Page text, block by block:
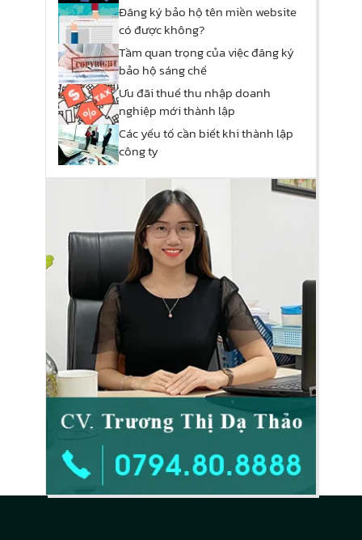
Đăng ký bảo hộ tên miền website
có được không?
Tầm quan trọng của việc đăng ký
bảo hộ sáng chế
Ưu đãi thuế thu nhập doanh
nghiệp mới thành lập
Các yếu tố cần biết khi thành lập
công ty